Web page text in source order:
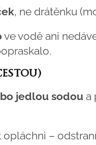
, ne drátěnku
ve vodě ani
jedlou sodoua
–